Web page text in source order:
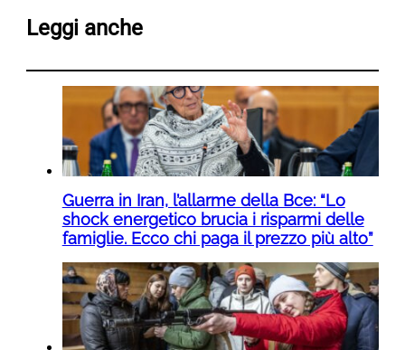
Leggi anche
Guerra in Iran, l’allarme della Bce: “Lo
shock energetico brucia i risparmi delle
famiglie. Ecco chi paga il prezzo più alto”